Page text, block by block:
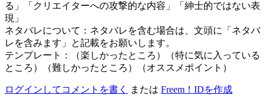
る」「クリエイターへの攻撃的な内容」「紳士的ではない表
現」
ネタバレについて：ネタバレを含む場合は、文頭に「ネタバ
レを含みます」と記載をお願いします。
テンプレート：（楽しかったところ）（特に気に入っている
ところ）（難しかったところ）（オススメポイント）
ログインしてコメントを書く または Freem！IDを作成